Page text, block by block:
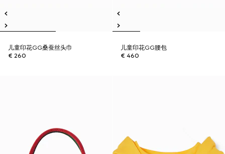
儿童印花GG桑蚕丝头巾
€ 260
儿童印花GG腰包
€ 460